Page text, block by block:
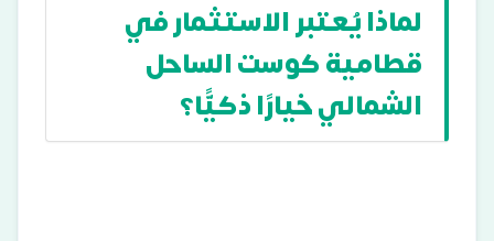
لماذا يُعتبر الاستثمار في
قطامية كوست الساحل
الشمالي خيارًا ذكيًّا؟